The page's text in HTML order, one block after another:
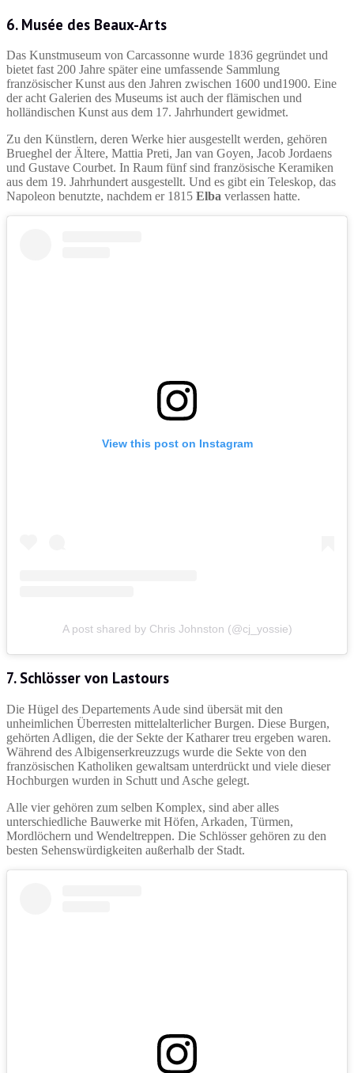
6. Musée des Beaux-Arts
Das Kunstmuseum von Carcassonne wurde 1836 gegründet und
bietet fast 200 Jahre später eine umfassende Sammlung
französischer Kunst aus den Jahren zwischen 1600 und1900. Eine
der acht Galerien des Museums ist auch der flämischen und
holländischen Kunst aus dem 17. Jahrhundert gewidmet.
Zu den Künstlern, deren Werke hier ausgestellt werden, gehören
Brueghel der Ältere, Mattia Preti, Jan van Goyen, Jacob Jordaens
und Gustave Courbet. In Raum fünf sind französische Keramiken
aus dem 19. Jahrhundert ausgestellt. Und es gibt ein Teleskop, das
Napoleon benutzte, nachdem er 1815 Elba verlassen hatte.
View this post on Instagram
A post shared by Chris Johnston (@cj_yossie)
7. Schlösser von Lastours
Die Hügel des Departements Aude sind übersät mit den
unheimlichen Überresten mittelalterlicher Burgen. Diese Burgen,
gehörten Adligen, die der Sekte der Katharer treu ergeben waren.
Während des Albigenserkreuzzugs wurde die Sekte von den
französischen Katholiken gewaltsam unterdrückt und viele dieser
Hochburgen wurden in Schutt und Asche gelegt.
Alle vier gehören zum selben Komplex, sind aber alles
unterschiedliche Bauwerke mit Höfen, Arkaden, Türmen,
Mordlöchern und Wendeltreppen. Die Schlösser gehören zu den
besten Sehenswürdigkeiten außerhalb der Stadt.